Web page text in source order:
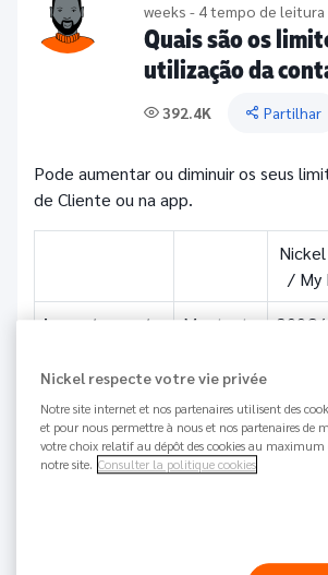
weeks - 4 tempo de leitura
Quais são os
utilização da
392.4K Partilhar
Pode aumentar ou diminuir os seus
de Cliente ou na app.
/ My
Levantamento
Montante
defeito
300€/
Máximo
Pagamentos
Montante
Nickel respecte votre vie privée
Notre site internet et nos partenaires utilisent des
et pour nous permettre à nous et nos partenaires de
votre choix relatif au dépôt des cookies au
notre site. Consulter la politique cookies